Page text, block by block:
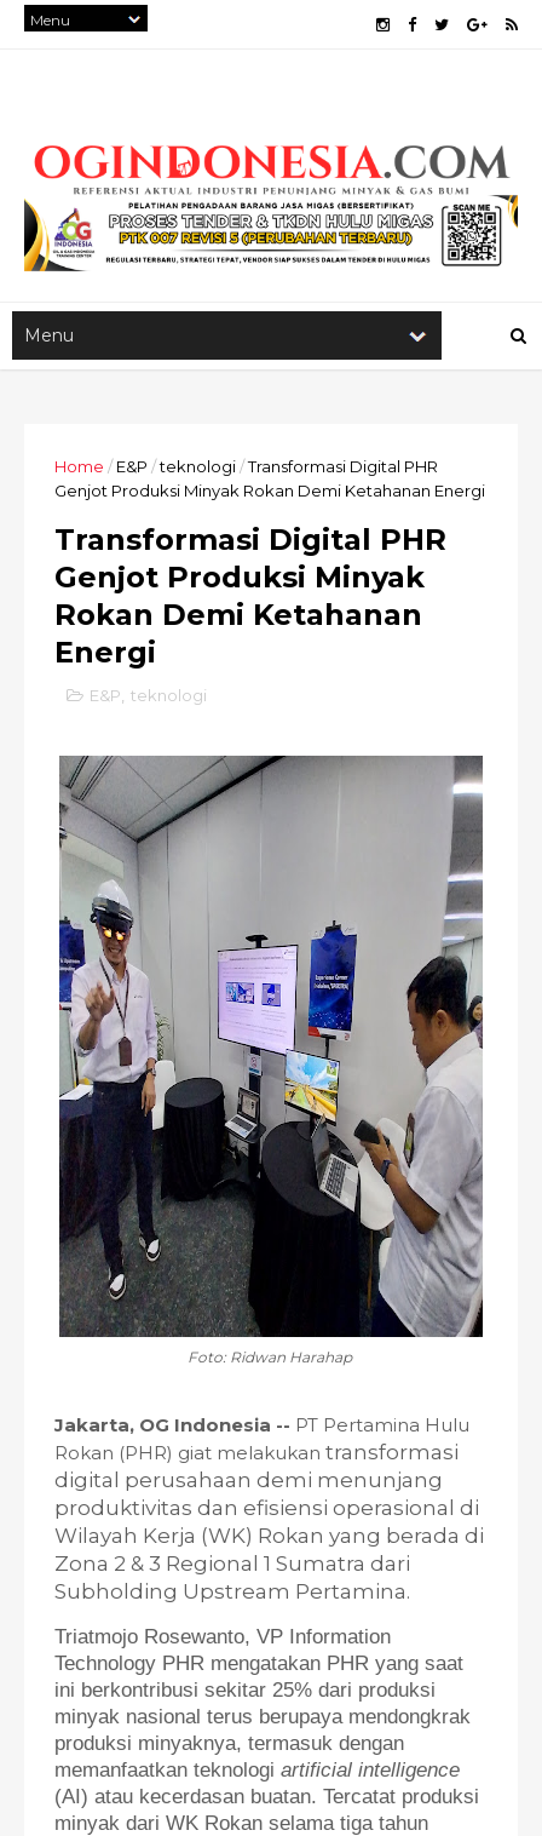
Home / E&P /teknologi/Transformasi Digital PHR
Genjot Produksi Minyak Rokan Demi Ketahanan Energi
Transformasi Digital PHR
Genjot Produksi Minyak
Rokan Demi Ketahanan
Energi
E&P, teknologi
Foto: Ridwan Harahap
Jakarta, OG Indonesia -- PT Pertamina Hulu
Rokan (PHR) giat melakukan transformasi
digital perusahaan demi menunjang
produktivitas dan efisiensi operasional di
Wilayah Kerja (WK) Rokan yang berada di
Zona 2 & 3 Regional 1 Sumatra dari
Subholding Upstream Pertamina.
Triatmojo Rosewanto, VP Information
Technology PHR mengatakan PHR yang saat
ini berkontribusi sekitar 25% dari produksi
minyak nasional terus berupaya mendongkrak
produksi minyaknya, termasuk dengan
memanfaatkan teknologi artificial intelligence
(AI) atau kecerdasan buatan. Tercatat produksi
minyak dari WK Rokan selama tiga tahun